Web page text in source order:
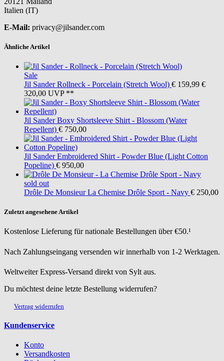
Italien (IT)
E-Mail: privacy@jilsander.com
Ähnliche Artikel
Sale
Jil Sander Rollneck - Porcelain (Stretch Wool) € 159,99 €
320,00 UVP **
Jil Sander Boxy Shortsleeve Shirt - Blossom (Water
Repellent) € 750,00
Jil Sander Embroidered Shirt - Powder Blue (Light Cotton
Popeline) € 950,00
sold out
Drôle De Monsieur La Chemise Drôle Sport - Navy € 250,00
Zuletzt angesehene Artikel
Kostenlose Lieferung für nationale Bestellungen über €50.¹
Nach Zahlungseingang versenden wir innerhalb von 1-2 Werktagen.
Weltweiter Express-Versand direkt von Sylt aus.
Du möchtest deine letzte Bestellung widerrufen?
Vertrag widerrufen
Kundenservice
Konto
Versandkosten